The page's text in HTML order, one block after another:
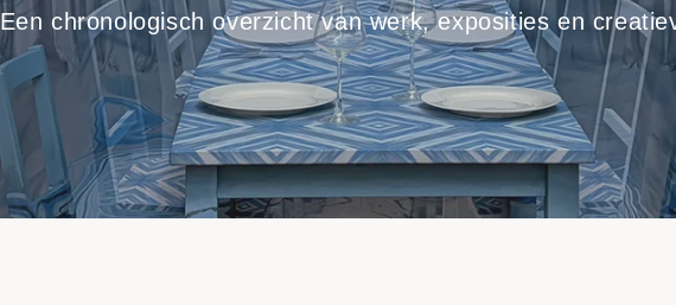
Een chronologisch overzicht van werk, exposities en